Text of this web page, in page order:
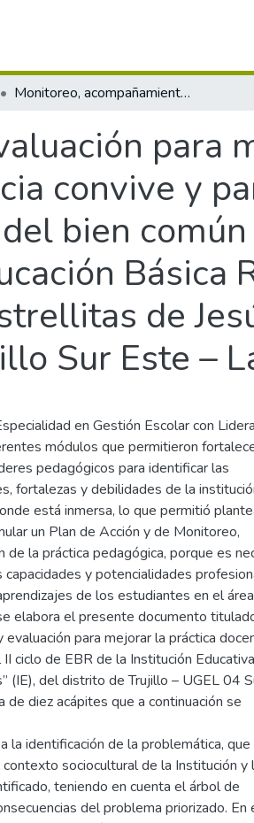
Monitoreo, acompañamiento y evaluación para mejorar la práctica docente en la competencia convive y participa democráticamente en búsqueda del bien común del área de personal social del II Ciclo de Educación Básica Regular de la Institución Educativa N° 1618 “Estrellitas de Jesús” del Distrito de Trujillo - Ugel 04 Trujillo Sur Este – La Libertad
para
convive y
bien
Básica
de
Sur Este –
en Gestión Escolar con
módulos que permitieron
pedagógicos para identificar las
fortalezas y debilidades de la
está inmersa, lo que permitió
un Plan de Acción y de Monitoreo,
de la práctica pedagógica, porque es
y potencialidades
de los estudiantes en el
elabora el presente documento
para mejorar la práctica
ciclo de EBR de la Institución
(IE), del distrito de Trujillo – UGEL 04
diez acápites que a continuación se
la identificación de la problemática, que
sociocultural de la Institución y
teniendo en cuenta el árbol de
del problema priorizado. En